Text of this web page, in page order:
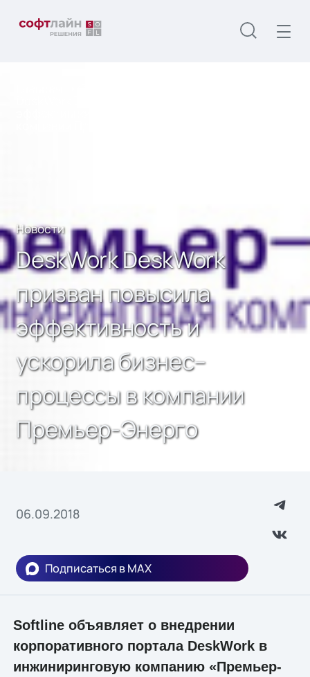
Новости
DeskWork DeskWork
призван повысила
эффективность и
ускорила бизнес–
процессы в компании
Премьер-Энерго
06.09.2018
Подписаться в MAX
Softline объявляет о внедрении
корпоративного портала DeskWork в
инжиниринговую компанию «Премьер-